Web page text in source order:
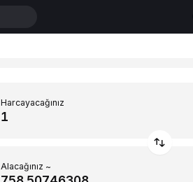
Harcayacağınız
Alacağınız ~